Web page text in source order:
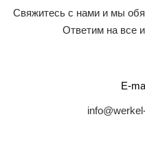
Свяжитесь с нами и мы
Ответим на все
E-